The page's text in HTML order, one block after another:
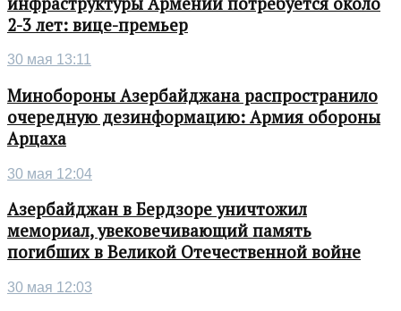
2-3 лет: вице-премьер
30 мая 13:11
Минобороны Азербайджана распространило
очередную дезинформацию: Армия обороны
Арцаха
30 мая 12:04
Азербайджан в Бердзоре уничтожил
мемориал, увековечивающий память
погибших в Великой Отечественной войне
30 мая 12:03